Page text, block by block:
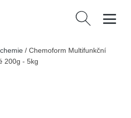
Vyhledávání
/ Chemoform Multifunkční
200g - 5kg